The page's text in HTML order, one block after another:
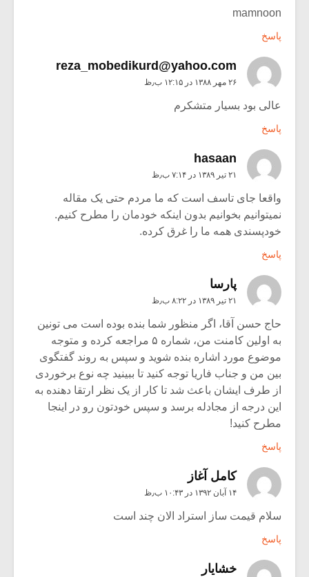
mamnoon
پاسخ
reza_mobedikurd@yahoo.com
۲۶ مهر ۱۳۸۸ در ۱۲:۱۵ ب٫ظ
عالی بود بسیار متشکرم
پاسخ
hasaan
۲۱ تیر ۱۳۸۹ در ۷:۱۴ ب٫ظ
واقعا جای تاسف است که ما مردم حتی یک مقاله
نمیتوانیم بخوانیم بدون اینکه خودمان را مطرح کنیم.
خودپسندی همه ما را غرق کرده.
پاسخ
پارسا
۲۱ تیر ۱۳۸۹ در ۸:۲۲ ب٫ظ
حاج حسن آقا، اگر منظور شما بنده بوده است می تونین
به اولین کامنت من، شماره ۵ مراجعه کرده و متوجه
موضوع مورد اشاره بنده شوید و سپس به روند گفتگوی
بین من و جناب فاریا توجه کنید تا ببینید چه نوع برخوردی
از طرف ایشان باعث شد تا کار از یک نظر ارتقا دهنده به
این درجه از مجادله برسد و سپس خودتون رو در اینجا
مطرح کنید!
پاسخ
کامل آغاز
۱۴ آبان ۱۳۹۲ در ۱۰:۴۳ ب٫ظ
سلام قیمت ساز استراد الان چند است
پاسخ
خشایار